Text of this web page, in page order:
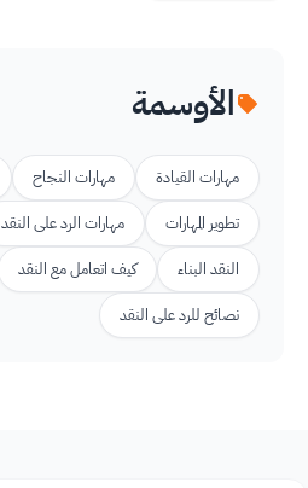
الأوسمة
مهارات القيادة مهارات النجاح
تطوير المهارات
مهارات الرد على النقد
النقد البناء
كيف اتعامل مع النقد
نصائح للرد على النقد